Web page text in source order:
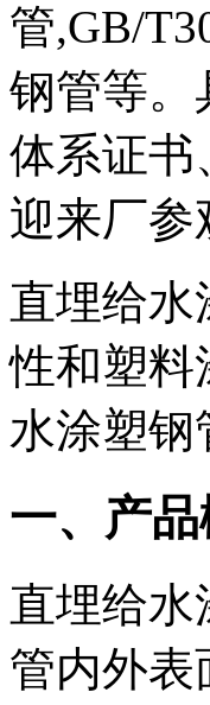
管,GB/
钢管等。
体系证书
迎来厂参
直埋给
性和塑料
水涂塑钢
一、产
直埋给
管内外表